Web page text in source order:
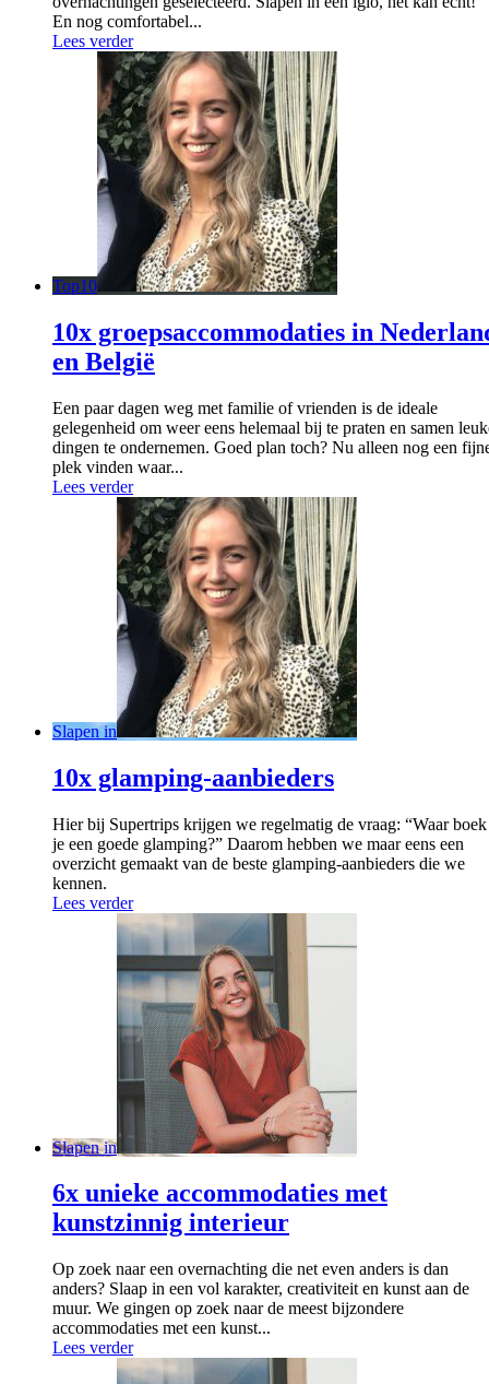
En nog comfortabel...
Lees verder
Top10
10x groepsaccommodaties in
en België
Een paar dagen weg met familie of vrienden is de ideale
gelegenheid om weer eens helemaal bij te praten en samen
dingen te ondernemen. Goed plan toch? Nu alleen nog een
plek vinden waar...
Lees verder
Slapen in
10x glamping-aanbieders
Hier bij Supertrips krijgen we regelmatig de vraag: “Waar boek
je een goede glamping?” Daarom hebben we maar eens een
overzicht gemaakt van de beste glamping-aanbieders die we
kennen.
Lees verder
Slapen in
6x unieke accommodaties met
kunstzinnig interieur
Op zoek naar een overnachting die net even anders is dan
anders? Slaap in een vol karakter, creativiteit en kunst aan de
muur. We gingen op zoek naar de meest bijzondere
accommodaties met een kunst...
Lees verder